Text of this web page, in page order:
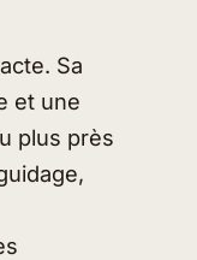
Sa
et une
plus près